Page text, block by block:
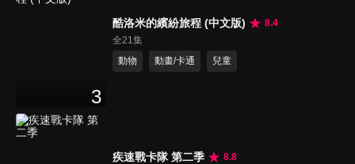
3
酷洛米的繽紛旅程 (中文版)
8.4
全21集
動物
動畫/卡通 兒童
疾速戰卡隊 第二季
8.8